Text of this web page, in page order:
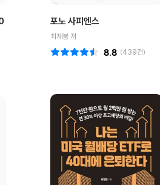
포노 사피엔스
최재붕 저
(439건)
8.8